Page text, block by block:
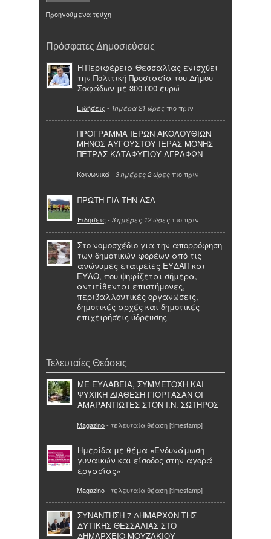
Προηγούμενα τεύχη
Πρόσφατες Δημοσιεύσεις
Η Περιφέρεια Θεσσαλίας ενισχύει
την Πολιτική Προστασία του Δήμου
Σοφάδων με 300.000 ευρώ
Ειδήσεις - 1ημέρα 21 ώρες πιο πριν
ΠΡΟΓΡΑΜΜΑ ΙΕΡΩΝ ΑΚΟΛΟΥΘΙΩΝ
ΜΗΝΟΣ ΑΥΓΟΥΣΤΟΥ ΙΕΡΑΣ ΜΟΝΗΣ
ΠΕΤΡΑΣ ΚΑΤΑΦΥΓΙΟΥ ΑΓΡΑΦΩΝ
Κοινωνικά- 3 ημέρες 2 ώρες πιο πριν
ΠΡΩΤΗ ΓΙΑ ΤΗΝ ΑΣΑ
Ειδήσεις - 3 ημέρες 12 ώρες πιο πριν
Στο νομοσχέδιο για την απορρόφηση
των δημοτικών φορέων από τις
ανώνυμες εταιρείες ΕΥΔΑΠ και
ΕΥΑΘ, που ψηφίζεται σήμερα,
αντιτίθενται επιστήμονες,
περιβαλλοντικές οργανώσεις,
δημοτικές αρχές και δημοτικές
επιχειρήσεις ύδρευσης
Τελευταίες Θεάσεις
ΜΕ ΕΥΛΑΒΕΙΑ, ΣΥΜΜΕΤΟΧΗ ΚΑΙ
ΨΥΧΙΚΗ ΔΙΑΘΕΣΗ ΓΙΟΡΤΑΣΑΝ ΟΙ
ΑΜΑΡΑΝΤΙΩΤΕΣ ΣΤΟΝ Ι.Ν. ΣΩΤΗΡΟΣ
Magazino- τελευταία θέαση [timestamp]
Ημερίδα με θέμα «Ενδυνάμωση
γυναικών και είσοδος στην αγορά
εργασίας»
Magazino- τελευταία θέαση [timestamp]
ΣΥΝΑΝΤΗΣΗ 7 ΔΗΜΑΡΧΩΝ ΤΗΣ
ΔΥΤΙΚΗΣ ΘΕΣΣΑΛΙΑΣ ΣΤΟ
ΔΗΜΑΡΧΕΙΟ ΜΟΥΖΑΚΙΟΥ